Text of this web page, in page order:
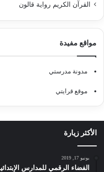
القرآن الكريم رواية قالون
مواقع مفيدة
مدونة مدرستي
موقع قرايتي
الأكثر زيارة
يونيو 17, 2019
الفضاء الرقمي للمدارس